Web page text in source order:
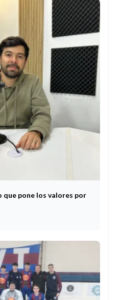
que pone los valores por